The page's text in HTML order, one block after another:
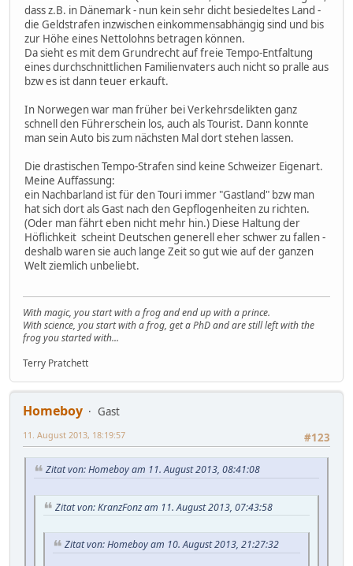
dass z.B. in Dänemark - nun kein sehr dicht besiedeltes Land -
die Geldstrafen inzwischen einkommensabhängig sind und bis
zur Höhe eines Nettolohns betragen können.
Da sieht es mit dem Grundrecht auf freie Tempo-Entfaltung
eines durchschnittlichen Familienvaters auch nicht so pralle aus
bzw es ist dann teuer erkauft.
In Norwegen war man früher bei Verkehrsdelikten ganz
schnell den Führerschein los, auch als Tourist. Dann konnte
man sein Auto bis zum nächsten Mal dort stehen lassen.
Die drastischen Tempo-Strafen sind keine Schweizer Eigenart.
Meine Auffassung:
ein Nachbarland ist für den Touri immer "Gastland" bzw man
hat sich dort als Gast nach den Gepflogenheiten zu richten.
(Oder man fährt eben nicht mehr hin.) Diese Haltung der
Höflichkeit scheint Deutschen generell eher schwer zu fallen -
deshalb waren sie auch lange Zeit so gut wie auf der ganzen
Welt ziemlich unbeliebt.
With magic, you start with a frog and end up with a prince.
With science, you start with a frog, get a PhD and are still left with the
frog you started with...
Terry Pratchett
Homeboy
Gast
#123
11. August 2013, 18:19:57
Zitat von: Homeboy am 11. August 2013, 08:41:08
Zitat von: KranzFonz am 11. August 2013, 07:43:58
Zitat von: Homeboy am 10. August 2013, 21:27:32